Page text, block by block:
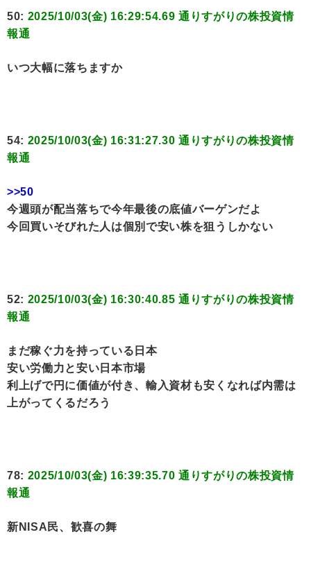
50: 2025/10/03(金) 16:29:54.69 通りすがりの株投資情
報通
いつ大幅に落ちますか
54: 2025/10/03(金) 16:31:27.30 通りすがりの株投資情
報通
>>50
今週頭が配当落ちで今年最後の底値バーゲンだよ
今回買いそびれた人は個別で安い株を狙うしかない
52: 2025/10/03(金) 16:30:40.85 通りすがりの株投資情
報通
まだ稼ぐ力を持っている日本
安い労働力と安い日本市場
利上げで円に価値が付き、輸入資材も安くなれば内需は
上がってくるだろう
78: 2025/10/03(金) 16:39:35.70 通りすがりの株投資情
報通
新NISA民、歓喜の舞